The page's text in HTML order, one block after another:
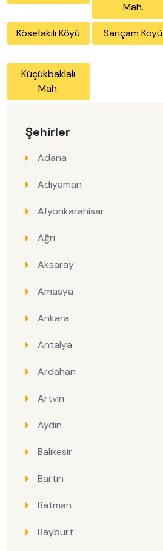
Şehirler
Adana
Adıyaman
Afyonkarahisar
Ağrı
Aksaray
Amasya
Ankara
Antalya
Ardahan
Artvin
Aydın
Balıkesir
Bartın
Batman
Bayburt
Mah.
Kösefakılı Köyü Sarıçam Köyü
Küçükbaklalı
Mah.